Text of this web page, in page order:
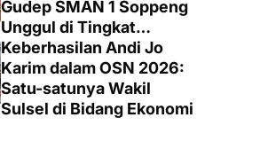
Gudep SMAN 1 Soppeng
Unggul di Tingkat
Penegak
Keberhasilan Andi Jo
Karim dalam OSN 2026:
Satu-satunya Wakil
Sulsel di Bidang Ekonomi